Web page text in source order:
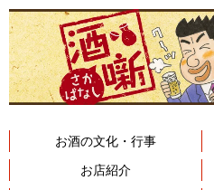
お酒の文化・行事
お店紹介